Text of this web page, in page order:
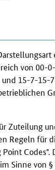
von 00-
15-7-15-
Zuteilung
Regeln für
Codes".
Sinne von §